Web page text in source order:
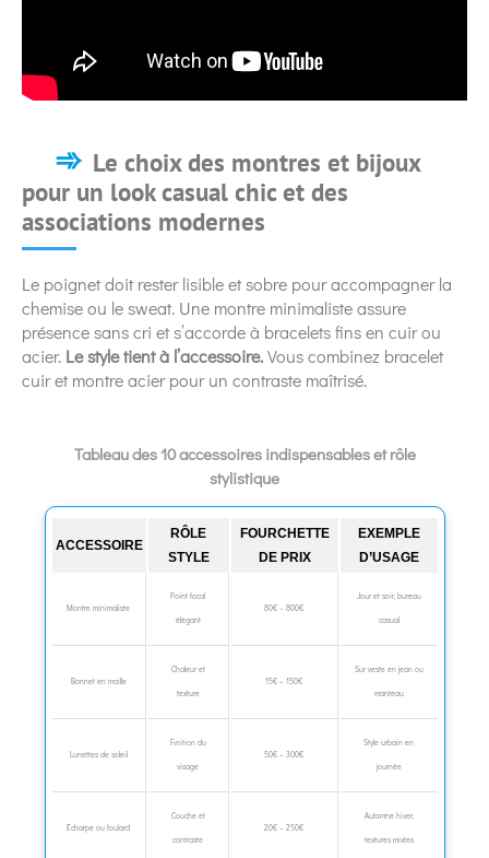
Le choix des montres et bijoux
pour un look casual chic et des
associations modernes
Le poignet doit rester lisible et sobre pour accompagner la
chemise ou le sweat. Une montre minimaliste assure
présence sans cri et s’accorde à bracelets fins en cuir ou
acier. Le style tient à l’accessoire.Vous combinez bracelet
cuir et montre acier pour un contraste maîtrisé.
Tableau des 10 accessoires indispensables et rôle
stylistique
ACCESSOIRE
RÔLE
STYLE
FOURCHETTE
DE PRIX
EXEMPLE
D’USAGE
Montre minimaliste
Point focal
élégant
80€ – 800€
Jour et soir, bureau
casual
Bonnet en maille
Chaleur et
texture
15€ – 150€
Sur veste en jean ou
manteau
Lunettes de soleil
Finition du
visage
50€ – 300€
Style urbain en
journée
Écharpe ou foulard
Couche et
contraste
20€ – 250€
Automne hiver,
textures mixtes